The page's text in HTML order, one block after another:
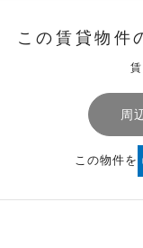
この賃貸物件
周
この物件を